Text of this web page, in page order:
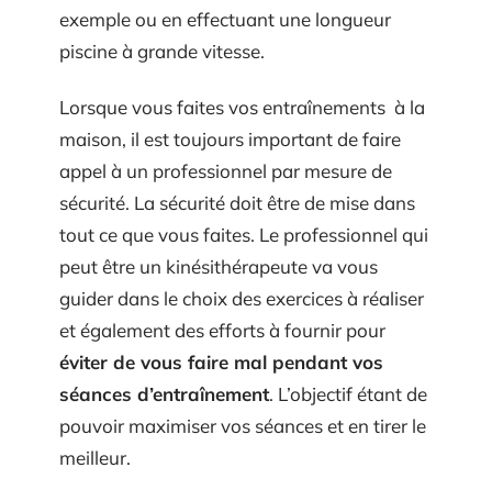
exemple ou en effectuant une longueur
piscine à grande vitesse.
Lorsque vous faites vos entraînements à la
maison, il est toujours important de faire
appel à un professionnel par mesure de
sécurité. La sécurité doit être de mise dans
tout ce que vous faites. Le professionnel qui
peut être un kinésithérapeute va vous
guider dans le choix des exercices à réaliser
et également des efforts à fournir pour
éviter de vous faire mal pendant vos
séances d’entraînement. L’objectif étant de
pouvoir maximiser vos séances et en tirer le
meilleur.